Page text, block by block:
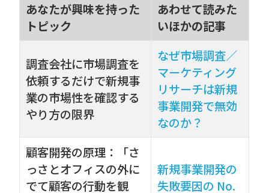
あなたが興味を持った
トピック
あわせて読みた
いほかの記事
調査会社に市場調査を
依頼するだけで新規事
業の市場性を確認する
やり方の限界
なぜ市場調査／
マーケティング
リサーチは新規
事業開発で無効
なのか？
顧客開発の原理：「さ
っさとオフィスの外に
でて顧客の行動を観
新規事業開発の
失敗要因の No.